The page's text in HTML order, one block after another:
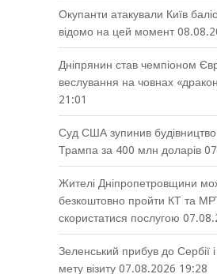
Окупанти атакували Київ
відомо на цей момент
Дніпрянин став чемпіоном
веслування на човнах
21:01
Суд США зупинив будівництво
Трампа за 400 млн доларів
Жителі Дніпропетровщини
безкоштовно пройти КТ та
скористатися послугою
Зеленський прибув до Сербії
мету візиту 07.08.2026 19:28